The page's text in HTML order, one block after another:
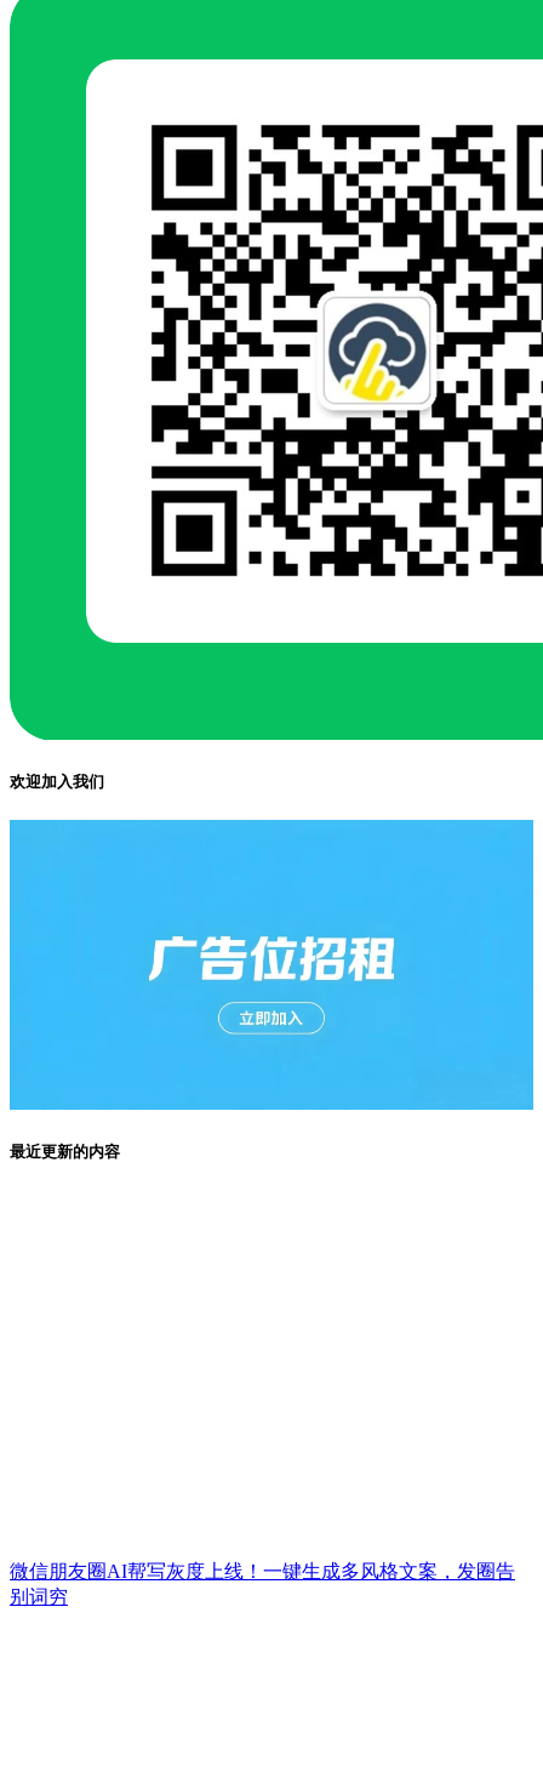
欢迎加入我们
最近更新的内容
微信朋友圈AI帮写灰度上线！一键生成多风格文案，发圈告
别词穷